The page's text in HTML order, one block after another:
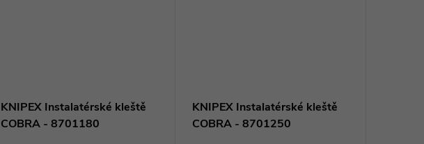
KNIPEX Instalatérské kleště
COBRA - 8701180
KNIPEX Instalatérské kleště
COBRA - 8701250